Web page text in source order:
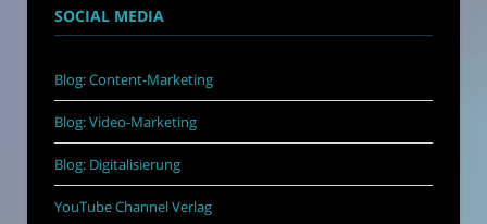
SOCIAL MEDIA
Blog: Content-Marketing
Blog: Video-Marketing
Blog: Digitalisierung
YouTube Channel Verlag